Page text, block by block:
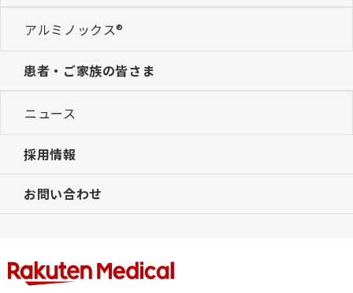
アルミノックス®
患者・ご家族の皆さま
ニュース
採用情報
お問い合わせ